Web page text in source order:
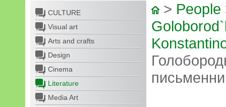
CULTURE
Visual art
Arts and crafts
Design
Cinema
Literature
Media Art
> People